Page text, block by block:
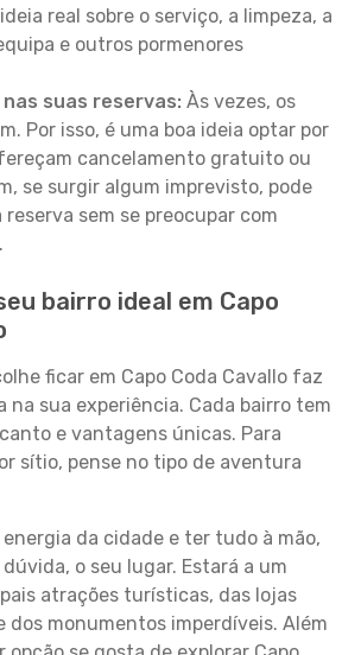
real sobre o serviço, a limpeza, a
e outros pormenores
suas reservas: Às vezes, os
Por isso, é uma boa ideia optar por
cancelamento gratuito ou
se surgir algum imprevisto, pode
sem se preocupar com
bairro ideal em Capo
ficar em Capo Coda Cavallo faz
na sua experiência. Cada bairro tem
e vantagens únicas. Para
sítio, pense no tipo de aventura
da cidade e ter tudo à mão,
dúvida, o seu lugar. Estará a um
atrações turísticas, das lojas
dos monumentos imperdíveis. Além